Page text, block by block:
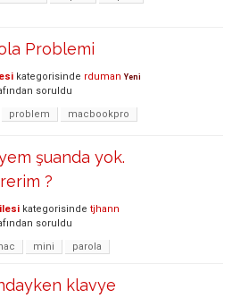
Problemi
kategorisinde rduman Yeni
soruldu
problem macbookpro
şuanda yok.
?
kategorisinde tjhann
soruldu
mini parola
klavye